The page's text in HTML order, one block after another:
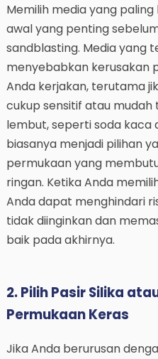
Memilih media yang
awal yang penting
sandblasting. Media yang
menyebabkan kerusakan
Anda kerjakan, terutama
cukup sensitif atau mudah
lembut, seperti soda kaca
biasanya menjadi pilihan
permukaan yang
ringan. Ketika Anda
Anda dapat menghindari
tidak diinginkan dan
baik pada akhirnya.
2. Pilih Pasir Silika
Permukaan Keras
Jika Anda berurusan